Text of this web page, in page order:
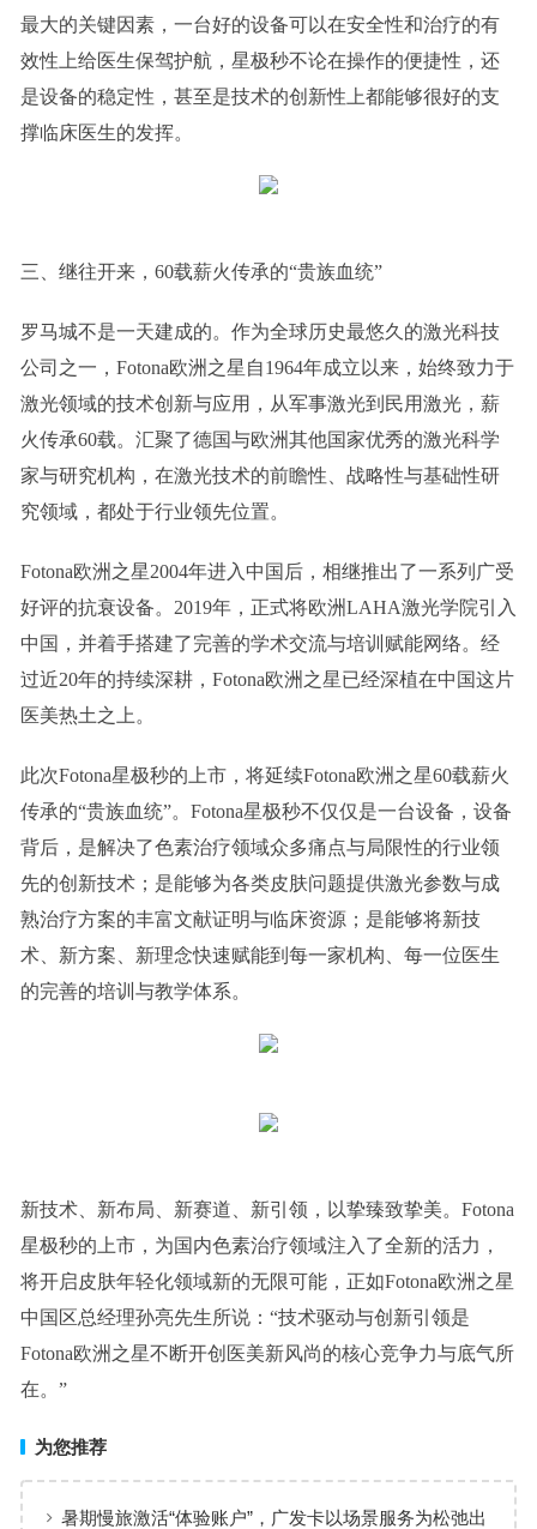
最大的关键因素，一台好的设备可以在安全性和治疗的有
效性上给医生保驾护航，星极秒不论在操作的便捷性，还
是设备的稳定性，甚至是技术的创新性上都能够很好的支
撑临床医生的发挥。
三、继往开来，60载薪火传承的“贵族血统”
罗马城不是一天建成的。作为全球历史最悠久的激光科技
公司之一，Fotona欧洲之星自1964年成立以来，始终致力于
激光领域的技术创新与应用，从军事激光到民用激光，薪
火传承60载。汇聚了德国与欧洲其他国家优秀的激光科学
家与研究机构，在激光技术的前瞻性、战略性与基础性研
究领域，都处于行业领先位置。
Fotona欧洲之星2004年进入中国后，相继推出了一系列广受
好评的抗衰设备。2019年，正式将欧洲LAHA激光学院引入
中国，并着手搭建了完善的学术交流与培训赋能网络。经
过近20年的持续深耕，Fotona欧洲之星已经深植在中国这片
医美热土之上。
此次Fotona星极秒的上市，将延续Fotona欧洲之星60载薪火
传承的“贵族血统”。Fotona星极秒不仅仅是一台设备，设备
背后，是解决了色素治疗领域众多痛点与局限性的行业领
先的创新技术；是能够为各类皮肤问题提供激光参数与成
熟治疗方案的丰富文献证明与临床资源；是能够将新技
术、新方案、新理念快速赋能到每一家机构、每一位医生
的完善的培训与教学体系。
新技术、新布局、新赛道、新引领，以挚臻致挚美。Fotona
星极秒的上市，为国内色素治疗领域注入了全新的活力，
将开启皮肤年轻化领域新的无限可能，正如Fotona欧洲之星
中国区总经理孙亮先生所说：“技术驱动与创新引领是
Fotona欧洲之星不断开创医美新风尚的核心竞争力与底气所
在。”
为您推荐
暑期慢旅激活“体验账户”，广发卡以场景服务为松弛出